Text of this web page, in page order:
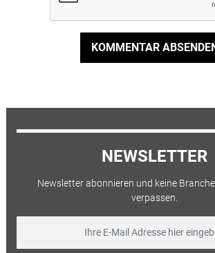
KOMMENTAR
NEWSLETTER
Newsletter abonnieren und keine
verpassen.